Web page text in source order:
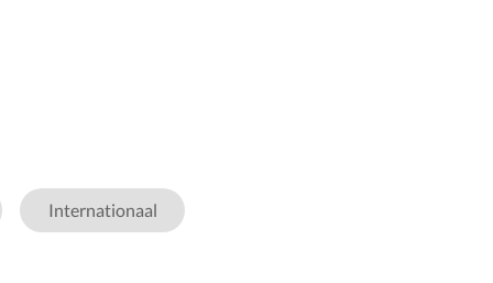
Internationaal